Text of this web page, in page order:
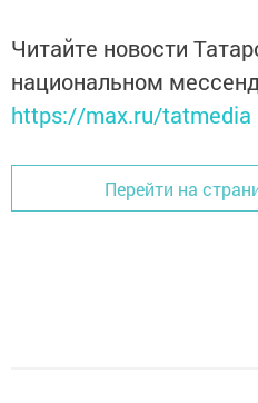
Читайте новости
национальном
https://max.ru/tatmedia
Перейти на